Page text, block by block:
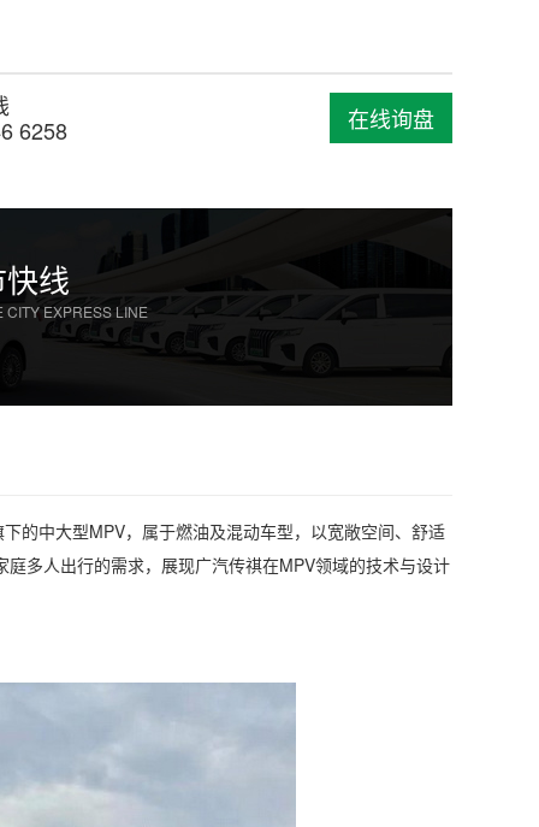
在线询盘
6258
线
CITY EXPRESS LINE
的中大型MPV，属于燃油及混动车型，以宽敞空间、舒适
多人出行的需求，展现广汽传祺在MPV领域的技术与设计